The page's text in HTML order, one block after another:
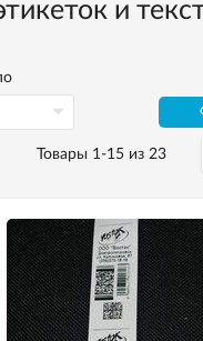
и
Товары 1-15 из 23